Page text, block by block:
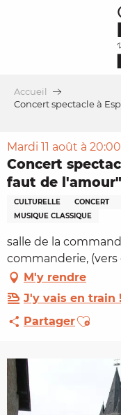
Accueil
Concert spectacle à
Mardi 11 août à 20:00
Concert
faut de l'amour"
CULTURELLE CONCERT
MUSIQUE CLASSIQUE
salle de la
commanderie, (vers
M'y rendre
J'y vais en train !
PartagerAjouter